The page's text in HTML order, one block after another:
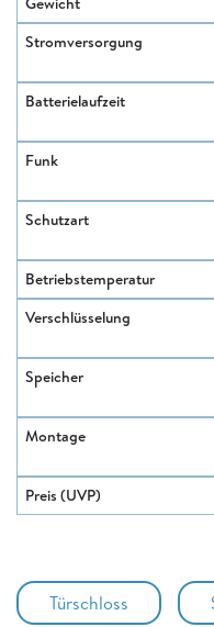
Stromversorgung
Batterielaufzeit
Funk
Schutzart
Betriebstemperatur
Verschlüsselung
Speicher
Montage
Preis (UVP)
Türschloss